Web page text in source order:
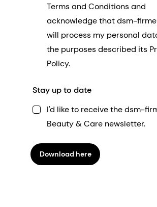
Terms and Conditions and
acknowledge that dsm-
will process my personal
the purposes described its
Policy.
Stay up to date
I'd like to receive the dsm-
Beauty & Care newsletter.
Download here